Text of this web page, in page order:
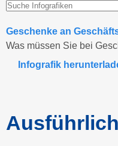
Geschenke an
Was müssen Sie bei
Infografik